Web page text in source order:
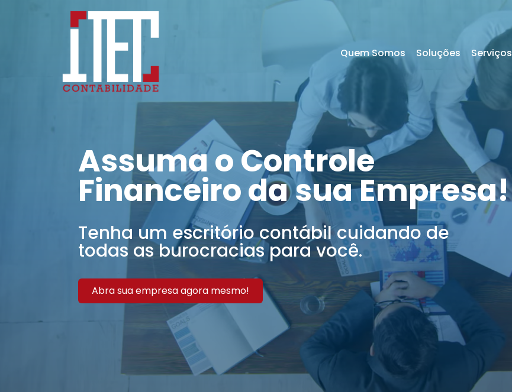
Quem Somos Soluções Serviços
Assuma o Controle
Financeiro da sua Empresa!
Tenha um escritório contábil cuidando de
todas as burocracias para você.
Abra sua empresa agora mesmo!